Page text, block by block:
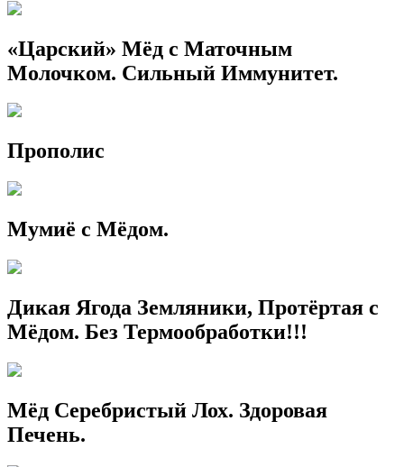
«Царский» Мёд с Маточным
Молочком. Сильный Иммунитет.
Прополис
Мумиё с Мёдом.
Дикая Ягода Земляники, Протёртая с
Мёдом. Без Термообработки!!!
Мёд Серебристый Лох. Здоровая
Печень.